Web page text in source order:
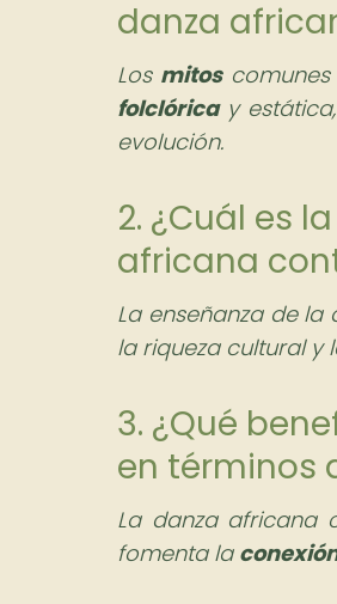
danza
Los mitoscomunes
folclóricay
evolución.
2. ¿Cuál es
africana
La enseñanza de
la riqueza cultural y
3. ¿Qué
en términos
La danza africana
fomenta la